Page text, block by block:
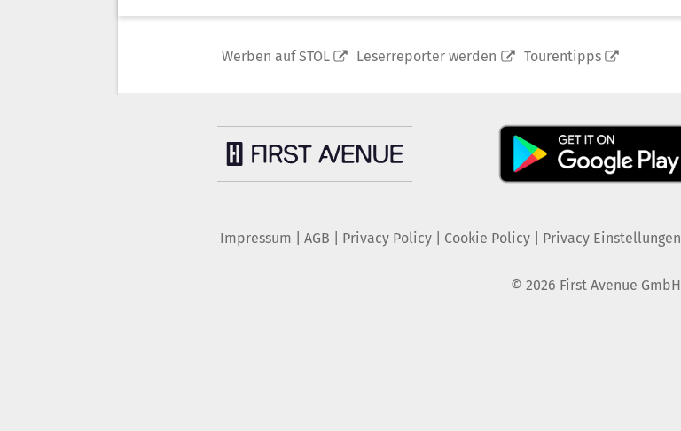
Werben auf STOL Leserreporter werden Tourentipps
Impressum AGB Privacy Policy| Cookie Policy| Privacy Einstellungen
© 2026 First Avenue GmbH